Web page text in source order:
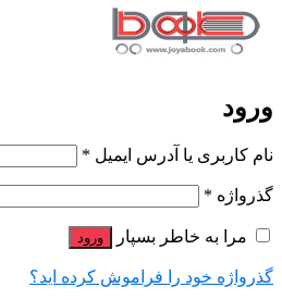
ورود
نام کاربری یا آدرس ایمیل *
گذرواژه *
مرا به خاطر بسپار ورود
گذرواژه خود را فراموش کرده اید؟